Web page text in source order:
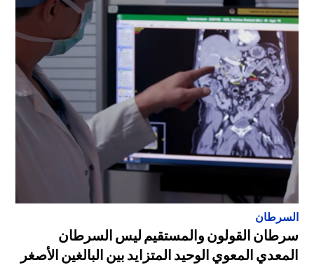
السرطان
سرطان القولون والمستقيم ليس السرطان
المعدي المعوي الوحيد المتزايد بين البالغين الأصغر